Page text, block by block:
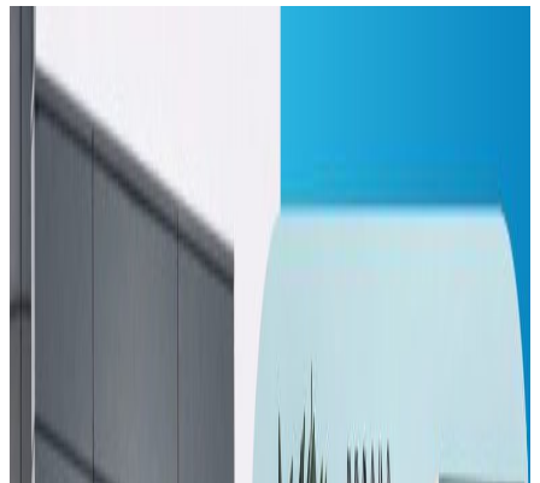
नेपालमा कोरोना संक्रमितको संख्या ३० पुग्यो,
एकैदिन १४ संक्रमितको पहिचान